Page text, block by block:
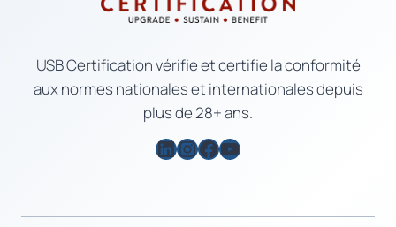
USB Certification vérifie et certifie la conformité
aux normes nationales et internationales depuis
plus de 28+ ans.
LinkedIn
Instagram
Facebook
YouTube